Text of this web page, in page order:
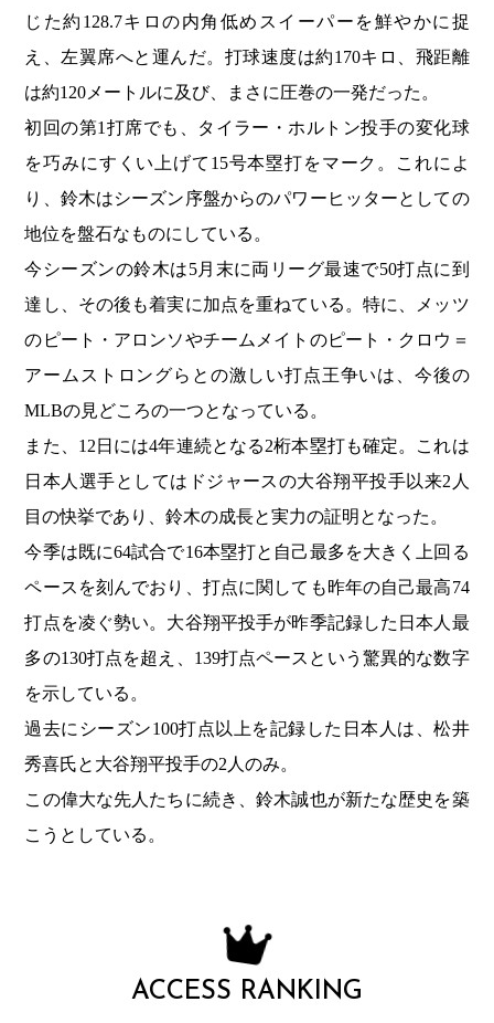
じた約128.7キロの内角低めスイーパーを鮮やかに捉
え、左翼席へと運んだ。打球速度は約170キロ、飛距離
は約120メートルに及び、まさに圧巻の一発だった。
初回の第1打席でも、タイラー・ホルトン投手の変化球
を巧みにすくい上げて15号本塁打をマーク。これによ
り、鈴木はシーズン序盤からのパワーヒッターとしての
地位を盤石なものにしている。
今シーズンの鈴木は5月末に両リーグ最速で50打点に到
達し、その後も着実に加点を重ねている。特に、メッツ
のピート・アロンソやチームメイトのピート・クロウ＝
アームストロングらとの激しい打点王争いは、今後の
MLBの見どころの一つとなっている。
また、12日には4年連続となる2桁本塁打も確定。これは
日本人選手としてはドジャースの大谷翔平投手以来2人
目の快挙であり、鈴木の成長と実力の証明となった。
今季は既に64試合で16本塁打と自己最多を大きく上回る
ペースを刻んでおり、打点に関しても昨年の自己最高74
打点を凌ぐ勢い。大谷翔平投手が昨季記録した日本人最
多の130打点を超え、139打点ペースという驚異的な数字
を示している。
過去にシーズン100打点以上を記録した日本人は、松井
秀喜氏と大谷翔平投手の2人のみ。
この偉大な先人たちに続き、鈴木誠也が新たな歴史を築
こうとしている。
ACCESS RANKING